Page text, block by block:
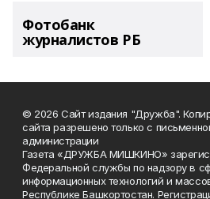
Фотобанк
журналистов РБ
© 2026 Сайт издания "Дружба".
сайта разрешено только с
администрации
Газета «ДРУЖБА МИШКИНО»
Федеральной службы по надзору в
информационных технологий и
Республике Башкортостан.